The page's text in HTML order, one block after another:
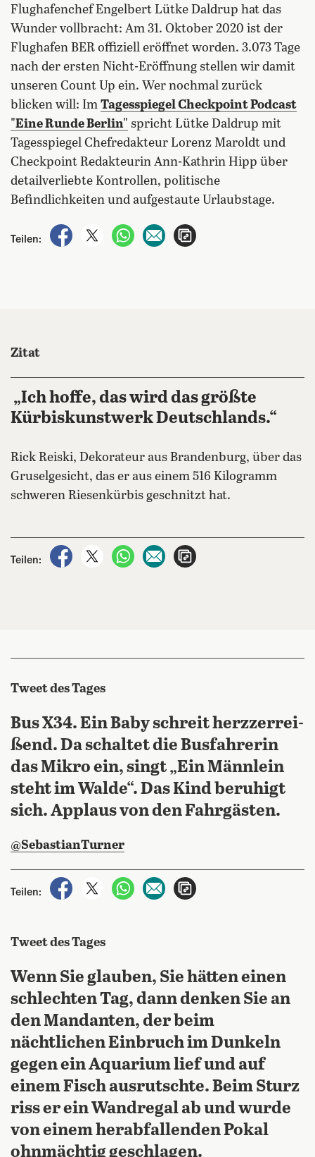
Flughafenchef Engelbert Lütke Daldrup hat das
Wunder vollbracht: Am 31. Oktober 2020 ist der
Flughafen BER offiziell eröffnet worden. 3.073 Tage
nach der ersten Nicht-Eröffnung stellen wir damit
unseren Count Up ein. Wer nochmal zurück
blicken will: Im Tagesspiegel Checkpoint Podcast
"Eine Runde Berlin" spricht Lütke Daldrup mit
Tagesspiegel Chefredakteur Lorenz Maroldt und
Checkpoint Redakteurin Ann-Kathrin Hipp über
detailverliebte Kontrollen, politische
Befindlichkeiten und aufgestaute Urlaubstage.
Teilen:
auf Facebook teilen
auf X teilenper WhatsApp teilen
per E-Mail teilen
Zitat
„Ich hoffe, das wird das größte
Kürbiskunstwerk Deutschlands.“
Rick Reiski, Dekorateur aus Brandenburg, über das
Gruselgesicht, das er aus einem 516 Kilogramm
schweren Riesenkürbis geschnitzt hat.
Teilen:
auf Facebook teilen
auf X teilenper WhatsApp teilen
per E-Mail teilen
Tweet des Tages
Bus X34. Ein Ba­by schreit herz­zer­rei­
ßend. Da schal­tet die Bus­fah­re­rin
das Mi­kro ein, singt „Ein Männ­lein
steht im Wal­de“. Das Kind be­ru­higt
sich. Ap­plaus von den Fahr­gäs­ten.
@SebastianTurner
Teilen:
auf Facebook teilen
auf X teilenper WhatsApp teilen
per E-Mail teilen
Tweet des Tages
Wenn Sie glauben, Sie hätten einen
schlechten Tag, dann denken Sie an
den Mandanten, der beim
nächtlichen Einbruch im Dunkeln
gegen ein Aquarium lief und auf
einem Fisch ausrutschte. Beim Sturz
riss er ein Wandregal ab und wurde
von einem herabfallenden Pokal
ohnmächtig geschlagen.